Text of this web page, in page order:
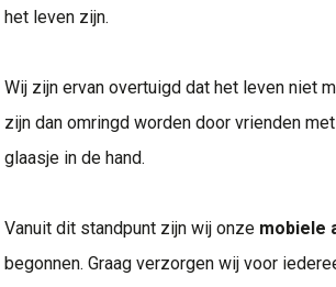
het leven zijn.
Wij zijn ervan overtuigd dat het leven niet
zijn dan omringd worden door vrienden
glaasje in de hand.
Vanuit dit standpunt zijn wij onze mobiele
begonnen. Graag verzorgen wij voor